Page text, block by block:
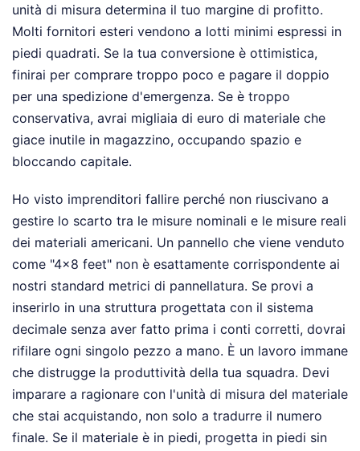
unità di misura determina il tuo margine di profitto.
Molti fornitori esteri vendono a lotti minimi espressi in
piedi quadrati. Se la tua conversione è ottimistica,
finirai per comprare troppo poco e pagare il doppio
per una spedizione d'emergenza. Se è troppo
conservativa, avrai migliaia di euro di materiale che
giace inutile in magazzino, occupando spazio e
bloccando capitale.
Ho visto imprenditori fallire perché non riuscivano a
gestire lo scarto tra le misure nominali e le misure reali
dei materiali americani. Un pannello che viene venduto
come "4x8 feet" non è esattamente corrispondente ai
nostri standard metrici di pannellatura. Se provi a
inserirlo in una struttura progettata con il sistema
decimale senza aver fatto prima i conti corretti, dovrai
rifilare ogni singolo pezzo a mano. È un lavoro immane
che distrugge la produttività della tua squadra. Devi
imparare a ragionare con l'unità di misura del materiale
che stai acquistando, non solo a tradurre il numero
finale. Se il materiale è in piedi, progetta in piedi sin